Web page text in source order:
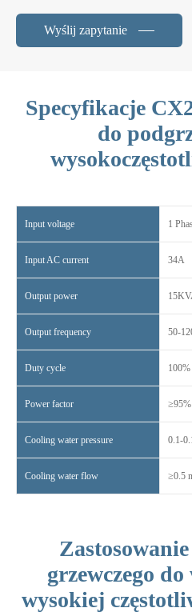
Wyślij zapytanie
Specyfikacje
do
Input voltage 1
Input AC current 34A
Output power
Output frequency 50-
Duty cycle 100%
Power factor ≥95%
Cooling water pressure 0.1-
Cooling water flow ≥0.5
grzewczego
wysokiej